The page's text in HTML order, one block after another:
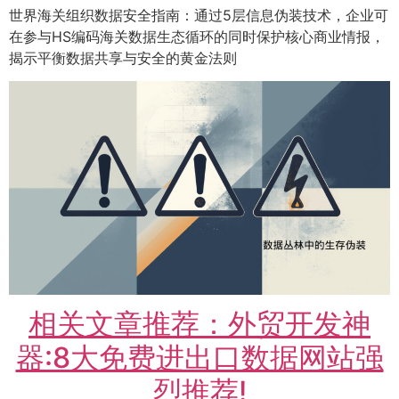
世界海关组织数据安全指南：通过5层信息伪装技术，企业可
在参与HS编码海关数据生态循环的同时保护核心商业情报，
揭示平衡数据共享与安全的黄金法则
相关文章推荐：外贸开发神
器:8大免费进出口数据网站强
烈推荐!